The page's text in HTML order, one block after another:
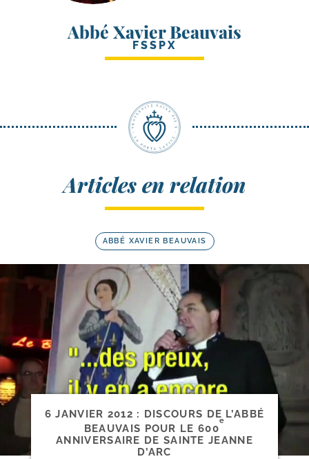
Abbé Xavier Beauvais
FSSPX
Articles en relation
ABBÉ XAVIER BEAUVAIS
6 JANVIER 2012 : DISCOURS DE L’ABBÉ
BEAUVAIS POUR LE 600
e
ANNIVERSAIRE DE SAINTE JEANNE
D’ARC